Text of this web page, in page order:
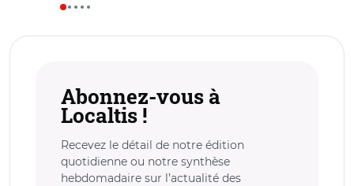
Abonnez-vous à
Localtis !
Recevez le détail de notre édition
quotidienne ou notre synthèse
hebdomadaire sur l’actualité des